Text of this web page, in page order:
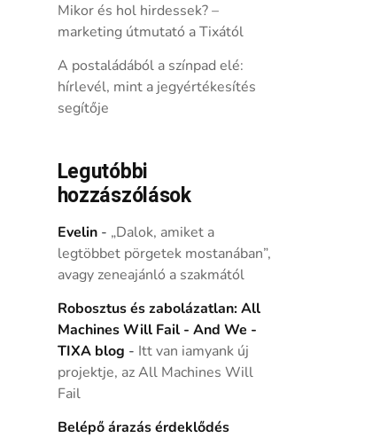
Mikor és hol hirdessek? –
marketing útmutató a Tixától
A postaládából a színpad elé:
hírlevél, mint a jegyértékesítés
segítője
Legutóbbi
hozzászólások
Evelin- „Dalok, amiket a
legtöbbet pörgetek mostanában”,
avagy zeneajánló a szakmától
Robosztus és zabolázatlan: All
Machines Will Fail - And We -
TIXA blog - Itt van iamyank új
projektje, az All Machines Will
Fail
Belépő árazás érdeklődés